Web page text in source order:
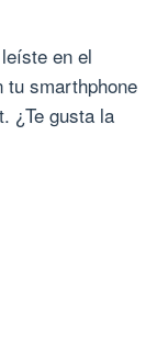
en el
tu smarthphone
¿Te gusta la